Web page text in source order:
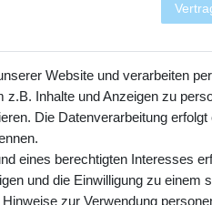
Website und verarbeiten
Inhalte und Anzeigen zu
Die Datenverarbeitung
eines berechtigten Interesses
und die Einwilligung zu einem
zur Verwendung